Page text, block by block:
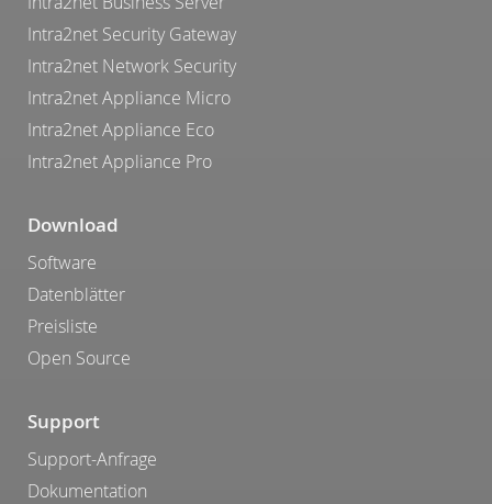
Intra2net Security Gateway
Intra2net Network Security
Intra2net Appliance Micro
Intra2net Appliance Eco
Intra2net Appliance Pro
Download
Software
Datenblätter
Preisliste
Open Source
Support
Support-Anfrage
Dokumentation